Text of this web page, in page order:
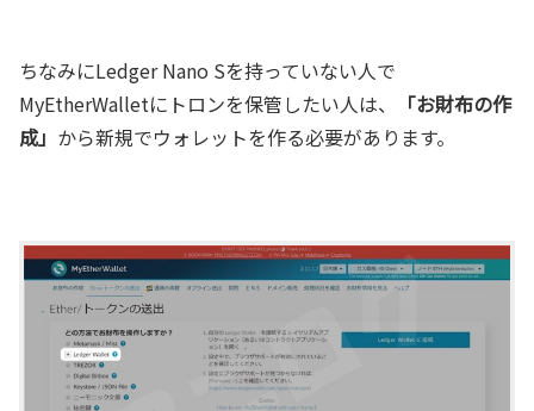
ちなみにLedger Nano Sを持っていない人で
MyEtherWalletにトロンを保管したい人は、
「お財布の作
成」 から新規でウォレットを作る必要があります。